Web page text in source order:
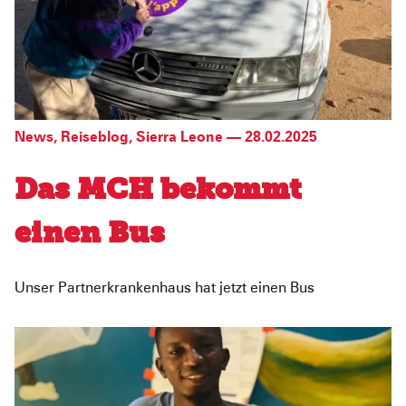
News, Reiseblog, Sierra Leone — 28.02.2025
Das MCH bekommt
einen Bus
Unser Partnerkrankenhaus hat jetzt einen Bus